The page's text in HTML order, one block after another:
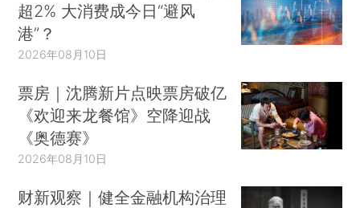
超2% 大消费成今日“避风
港”？
2026年08月10日
票房｜沈腾新片点映票房破亿
《欢迎来龙餐馆》空降迎战
《奥德赛》
2026年08月10日
财新观察｜健全金融机构治理